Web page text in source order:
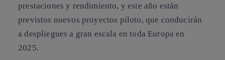
prestaciones y rendimiento, y este año están
previstos nuevos proyectos piloto, que conducirán
a despliegues a gran escala en toda Europa en
2025.